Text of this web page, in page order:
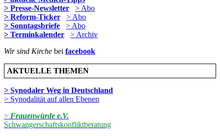
> Presse-Newsletter
> Abo
> Reform-Ticker
> Abo
> Sonntagsbriefe
> Abo
> Terminkalender
> Archiv
Wir sind Kirche bei facebook
AKTUELLE THEMEN
> Synodaler Weg in Deutschland
> Synodalität auf allen Ebenen
> Frauenwürde e.V.
Schwangerschaftskonfliktberatung